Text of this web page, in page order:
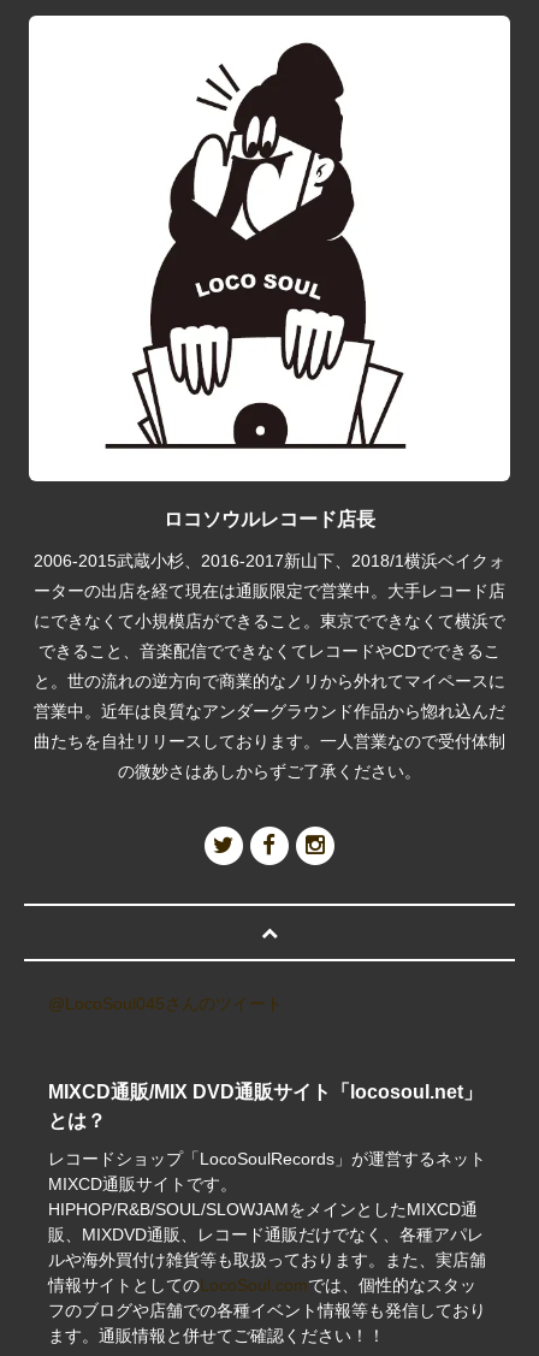
ロコソウルレコード店長
2006-2015武蔵小杉、2016-2017新山下、2018/1横浜ベイクォ
ーターの出店を経て現在は通販限定で営業中。大手レコード店
にできなくて小規模店ができること。東京でできなくて横浜で
できること、音楽配信でできなくてレコードやCDでできるこ
と。世の流れの逆方向で商業的なノリから外れてマイペースに
営業中。近年は良質なアンダーグラウンド作品から惚れ込んだ
曲たちを自社リリースしております。一人営業なので受付体制
の微妙さはあしからずご了承ください。
@LocoSoul045さんのツイート
MIXCD通販/MIX DVD通販サイト「locosoul.net」
とは？
レコードショップ「LocoSoulRecords」が運営するネット
MIXCD通販サイトです。
HIPHOP/R&B/SOUL/SLOWJAMをメインとしたMIXCD通
販、MIXDVD通販、レコード通販だけでなく、各種アパレ
ルや海外買付け雑貨等も取扱っております。また、実店舗
情報サイトとしてのLocoSoul.comでは、個性的なスタッ
フのブログや店舗での各種イベント情報等も発信しており
ます。通販情報と併せてご確認ください！！